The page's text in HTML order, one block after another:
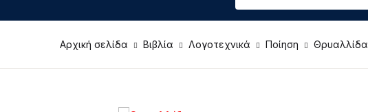
Αρχική σελίδα Βιβλία Λογοτεχνικά Ποίηση Θρυαλλίδα